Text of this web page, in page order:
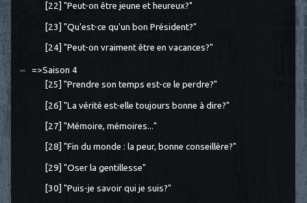
[22] "Peut-on être jeune et heureux?"
[23] "Qu'est-ce qu'un bon Président?"
[24] "Peut-on vraiment être en vacances?"
=>Saison 4
[25] "Prendre son temps est-ce le perdre?"
[26] "La vérité est-elle toujours bonne à dire?"
[27] "Mémoire, mémoires..."
[28] "Fin du monde : la peur, bonne conseillère?"
[29] "Oser la gentillesse"
[30] "Puis-je savoir qui je suis?"